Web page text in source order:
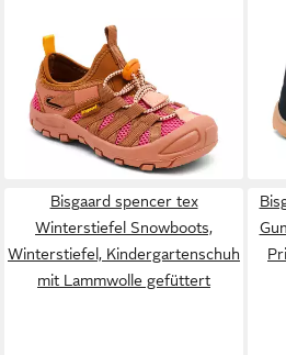
Sneaker Freizeitschuh mit
Schnellverschluss,
Größenschablone zum
Download
ab 48,37 € UVP
-31% -
Bisgaard spencer tex
Winterstiefel Snowboots,
Winterstiefel, Kindergartenschuh
mit Lammwolle gefüttert